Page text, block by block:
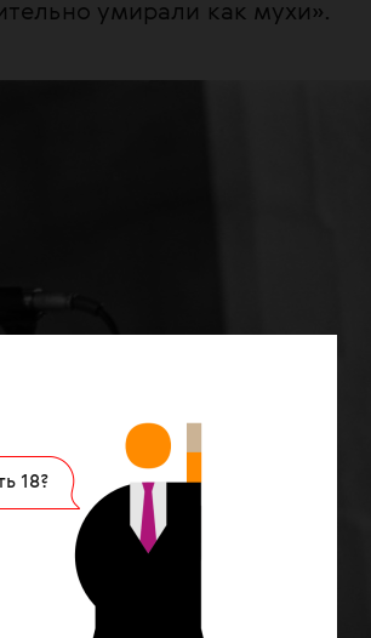
18?
умирали как мухи».